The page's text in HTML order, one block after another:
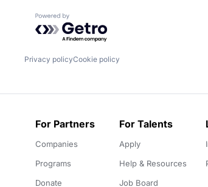
Powered by Getro.com
Privacy policyCookie policy
For Partners
Companies
Programs
Donate
For Talents
Apply
Help & Resources
Job Board